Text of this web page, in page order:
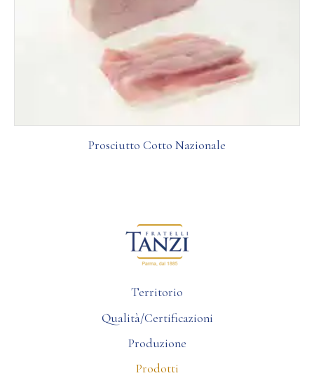
Prosciutto Cotto Nazionale
Territorio
Qualità/Certificazioni
Produzione
Prodotti